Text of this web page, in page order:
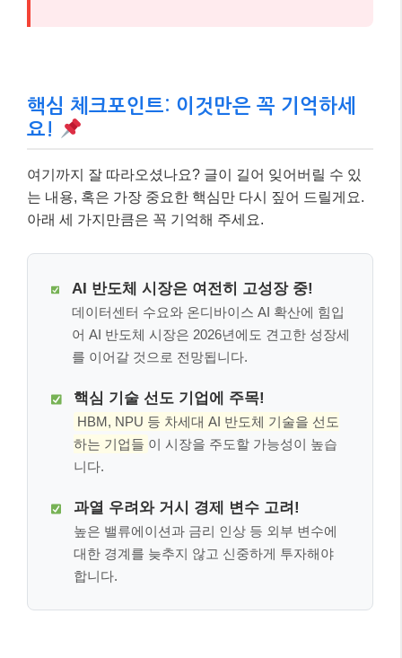
핵심 체크포인트: 이것만은 꼭 기억하세
요!
여기까지 잘 따라오셨나요? 글이 길어 잊어버릴 수 있
는 내용, 혹은 가장 중요한 핵심만 다시 짚어 드릴게요.
아래 세 가지만큼은 꼭 기억해 주세요.
AI 반도체 시장은 여전히 고성장 중!
데이터센터 수요와 온디바이스 AI 확산에 힘입
어 AI 반도체 시장은 2026년에도 견고한 성장세
를 이어갈 것으로 전망됩니다.
핵심 기술 선도 기업에 주목!
HBM, NPU 등 차세대 AI 반도체 기술을 선도
하는 기업들 이 시장을 주도할 가능성이 높습
니다.
과열 우려와 거시 경제 변수 고려!
높은 밸류에이션과 금리 인상 등 외부 변수에
대한 경계를 늦추지 않고 신중하게 투자해야
합니다.